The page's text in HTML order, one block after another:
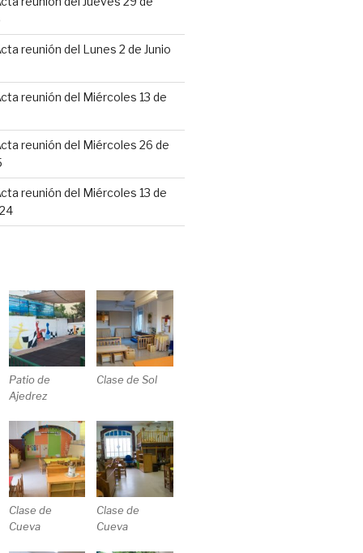
reunión del Lunes 2 de Junio
reunión del Miércoles 13 de
reunión del Miércoles 26 de
reunión del Miércoles 13 de
Patio de
Ajedrez
Clase de Sol
Clase de
Cueva
Clase de
Cueva